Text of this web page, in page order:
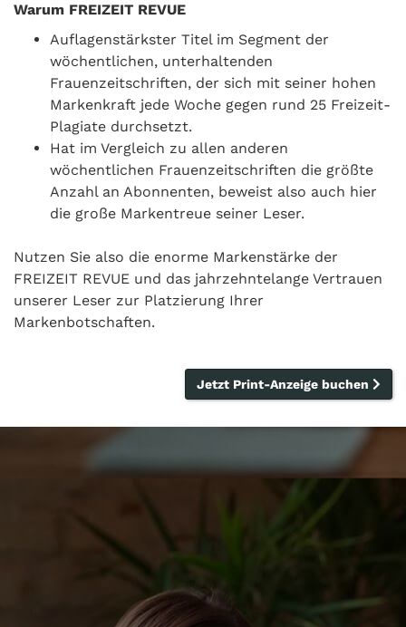
Warum FREIZEIT REVUE
Auflagenstärkster Titel im Segment der
wöchentlichen, unterhaltenden
Frauenzeitschriften, der sich mit seiner hohen
Markenkraft jede Woche gegen rund 25 Freizeit-
Plagiate durchsetzt.
Hat im Vergleich zu allen anderen
wöchentlichen Frauenzeitschriften die größte
Anzahl an Abonnenten, beweist also auch hier
die große Markentreue seiner Leser.
Nutzen Sie also die enorme Markenstärke der
FREIZEIT REVUE und das jahrzehntelange Vertrauen
unserer Leser zur Platzierung Ihrer
Markenbotschaften.
Jetzt Print-Anzeige buchen